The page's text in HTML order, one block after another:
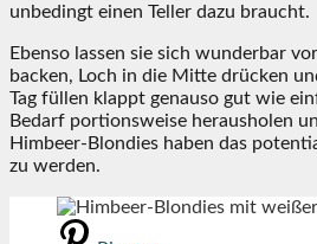
unbedingt einen Teller dazu braucht.
Ebenso lassen sie sich wunderbar
backen, Loch in die Mitte drücken
Tag füllen klappt genauso gut wie
Bedarf portionsweise herausholen
Himbeer-Blondies haben das
zu werden.